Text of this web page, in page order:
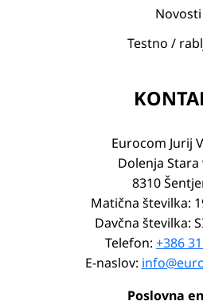
Novosti
Testno /
Eurocom Jurij
Dolenja Stara
8310
Matična številka:
Davčna številka:
Telefon: +386
E-naslov:
Poslovna